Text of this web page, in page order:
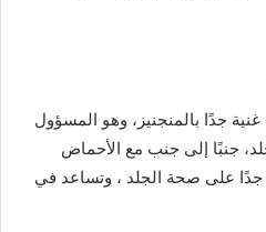
جدًا بالمنجنيز، وهو المسؤول
جنبًا إلى جنب مع الأحماض
جدًا على صحة الجلد ، وتساعد في